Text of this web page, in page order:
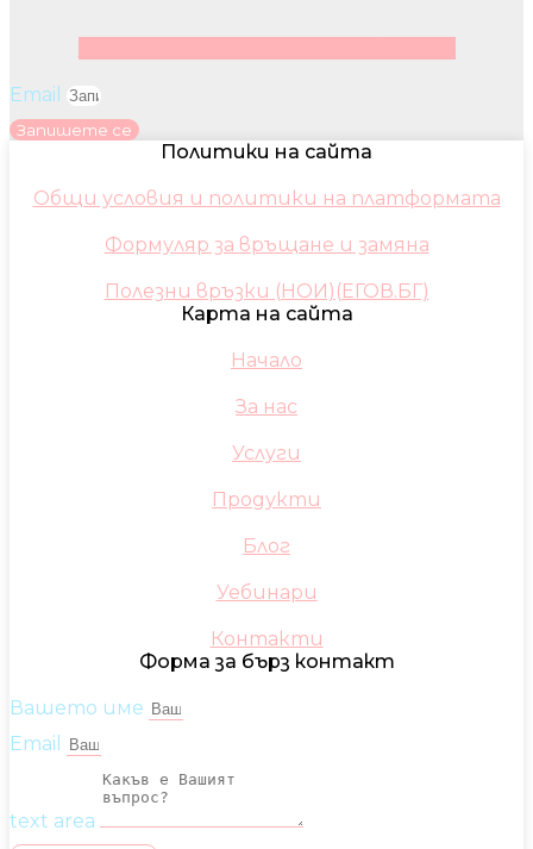
Email
Запишете се
Политики на сайта
Общи условия и политики на платформата
Формуляр за връщане и замяна
Полезни връзки (НОИ)(ЕГОВ.БГ)
Карта на сайта
Начало
За нас
Услуги
Продукти
Блог
Уебинари
Контакти
Форма за бърз контакт
Вашето име
Email
text area